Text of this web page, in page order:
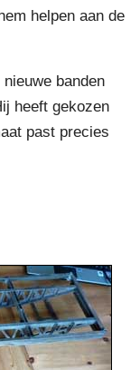
helpen aan de
banden
heeft gekozen
past precies